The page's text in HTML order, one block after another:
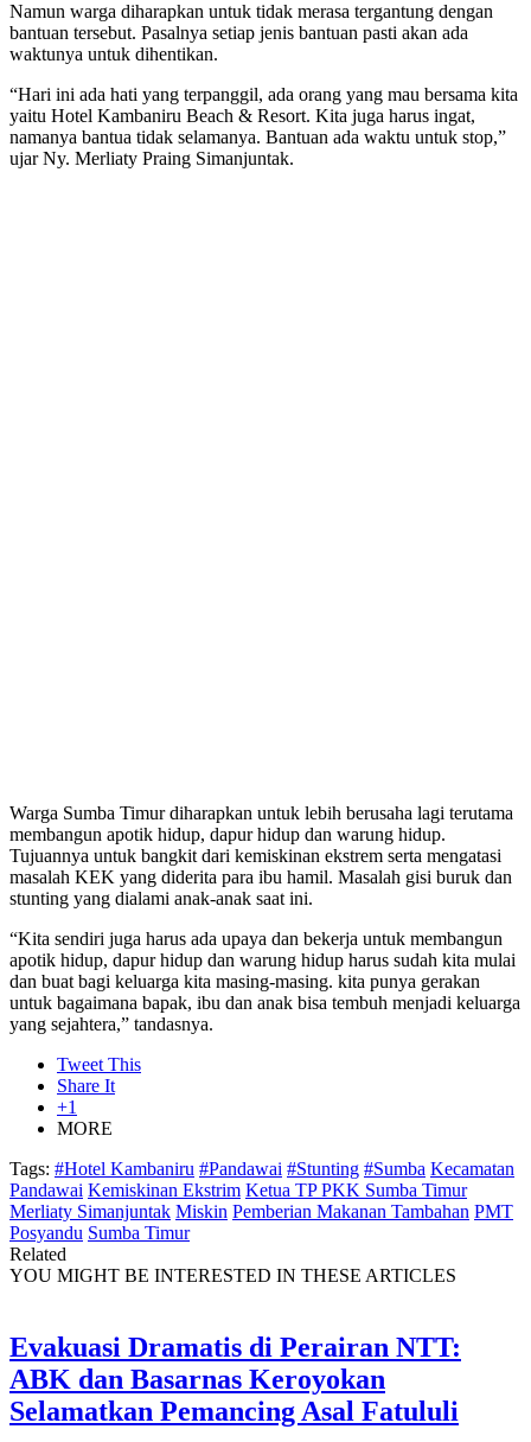
Namun warga diharapkan untuk tidak merasa tergantung dengan
bantuan tersebut. Pasalnya setiap jenis bantuan pasti akan ada
waktunya untuk dihentikan.
“Hari ini ada hati yang terpanggil, ada orang yang mau bersama kita
yaitu Hotel Kambaniru Beach & Resort. Kita juga harus ingat,
namanya bantua tidak selamanya. Bantuan ada waktu untuk stop,”
ujar Ny. Merliaty Praing Simanjuntak.
Warga Sumba Timur diharapkan untuk lebih berusaha lagi terutama
membangun apotik hidup, dapur hidup dan warung hidup.
Tujuannya untuk bangkit dari kemiskinan ekstrem serta mengatasi
masalah KEK yang diderita para ibu hamil. Masalah gisi buruk dan
stunting yang dialami anak-anak saat ini.
“Kita sendiri juga harus ada upaya dan bekerja untuk membangun
apotik hidup, dapur hidup dan warung hidup harus sudah kita mulai
dan buat bagi keluarga kita masing-masing. kita punya gerakan
untuk bagaimana bapak, ibu dan anak bisa tembuh menjadi keluarga
yang sejahtera,” tandasnya.
Tweet This
Share It
+1
MORE
Tags: #Hotel Kambaniru #Pandawai #Stunting #Sumba Kecamatan
Pandawai Kemiskinan Ekstrim Ketua TP PKK Sumba Timur
Merliaty Simanjuntak Miskin Pemberian Makanan Tambahan PMT
Posyandu Sumba Timur
Related
YOU MIGHT BE INTERESTED IN THESE ARTICLES
Evakuasi Dramatis di Perairan NTT:
ABK dan Basarnas Keroyokan
Selamatkan Pemancing Asal Fatululi